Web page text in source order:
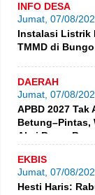
INFO DESA
Jumat, 07/08/
Instalasi Listrik
TMMD di
DAERAH
Jumat, 07/08/
APBD 2027
Betung–Pintas,
Aksi Besar-
EKBIS
Jumat, 07/08/
Hesti Haris: